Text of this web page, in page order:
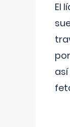
El